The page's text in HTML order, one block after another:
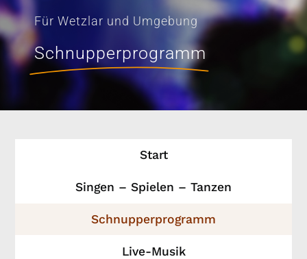
Für Wetzlar und Umgebung
Schnupperprogramm
Start
Singen – Spielen – Tanzen
Schnupperprogramm
Live-Musik